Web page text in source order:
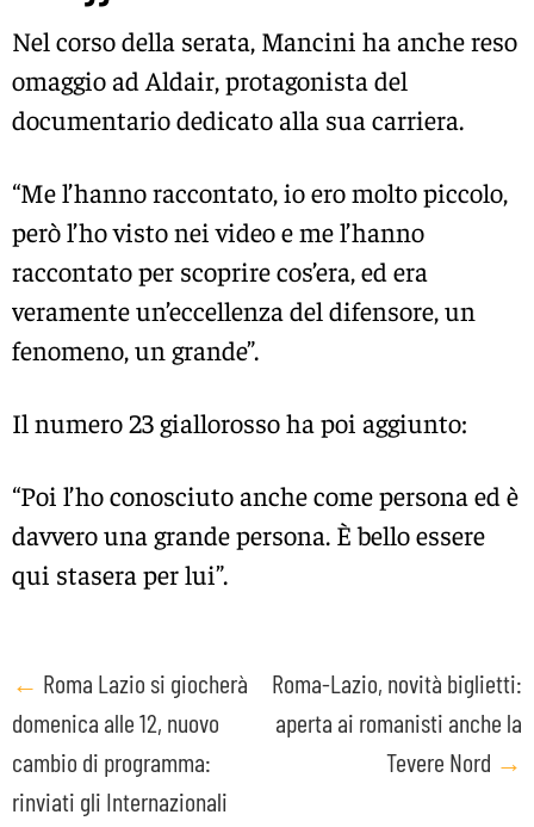
Nel corso della serata, Mancini ha anche reso
omaggio ad Aldair, protagonista del
documentario dedicato alla sua carriera.
“Me l’hanno raccontato, io ero molto piccolo,
però l’ho visto nei video e me l’hanno
raccontato per scoprire cos’era, ed era
veramente un’eccellenza del difensore, un
fenomeno, un grande”.
Il numero 23 giallorosso ha poi aggiunto:
“Poi l’ho conosciuto anche come persona ed è
davvero una grande persona. È bello essere
qui stasera per lui”.
Post
navigation
← Roma Lazio si giocherà
domenica alle 12, nuovo
cambio di programma:
rinviati gli Internazionali
Roma-Lazio, novità biglietti:
aperta ai romanisti anche la
Tevere Nord →